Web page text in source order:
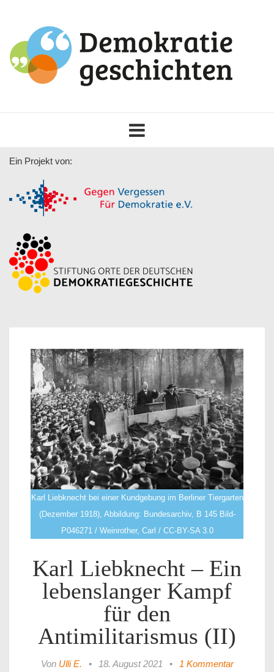
navigation
Ein Projekt von:
Karl Liebknecht bei einer Kundgebung im Berliner Tiergarten
(Dezember 1918), Abbildung: Bundesarchiv, B 145 Bild-
P046271 / Weinrother, Carl / CC-BY-SA 3.0
Karl Liebknecht – Ein
lebenslanger Kampf
für den
Antimilitarismus (II)
Von Ulli E. • 18. August 2021 • 1 Kommentar